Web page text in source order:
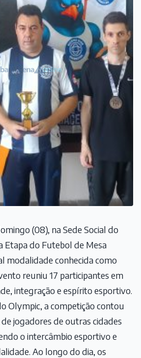
(08), na Sede Social do
Etapa do Futebol de Mesa
modalidade conhecida como
reuniu 17 participantes em
integração e espírito esportivo.
Olympic, a competição contou
jogadores de outras cidades
o intercâmbio esportivo e
Ao longo do dia, os